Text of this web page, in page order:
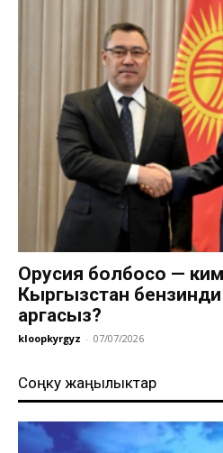
Орусия болбосо —
Кыргызстан бензинди
аргасыз?
kloopkyrgyz - 07/07/2026
Соңку жаңылыктар